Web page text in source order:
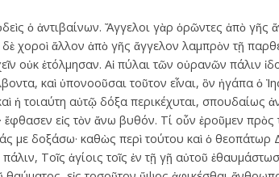
ὁ ἀντιβαίνων. Ἄγγελοι γὰρ ὁρῶντες ἀπὸ
δὲ χοροὶ ἄλλον ἀπὸ γῆς ἄγγελον λαμπρὸν τῇ
οὐκ ἐτόλμησαν. Αἱ πύλαι τῶν οὐρανῶν πάλιν
καὶ ὑπονοοῦσαι τοῦτον εἶναι, ὃν ἠγάπα ὁ
ἡ τοιαύτη αὐτῷ δόξα περικέχυται, σπουδαίως
ἔφθασεν εἰς τὸν ἄνω βυθόν. Τί οὖν ἐροῦμεν
με δοξάσω· καθὼς περὶ τούτου καὶ ὁ θεοπάτωρ
Τοῖς ἁγίοις τοῖς ἐν τῇ γῇ αὐτοῦ